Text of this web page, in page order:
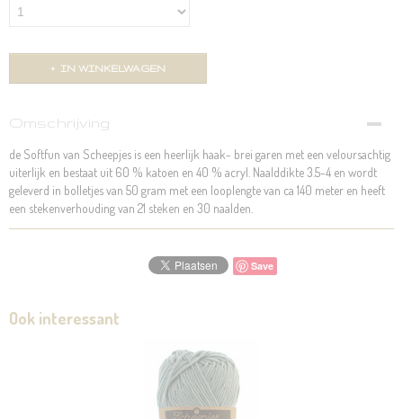
IN WINKELWAGEN
Omschrijving
de Softfun van Scheepjes is een heerlijk haak- brei garen met een veloursachtig
uiterlijk en bestaat uit 60 % katoen en 40 % acryl. Naalddikte 3.5-4 en wordt
geleverd in bolletjes van 50 gram met een looplengte van ca 140 meter en heeft
een stekenverhouding van 21 steken en 30 naalden.
Save
Ook interessant